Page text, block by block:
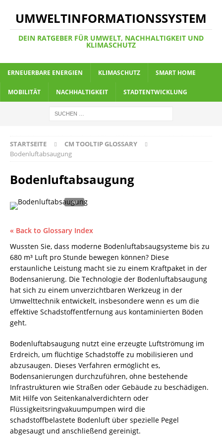
UMWELTINFORMATIONSSYSTEM
DEIN RATGEBER FÜR UMWELT, NACHHALTIGKEIT UND
KLIMASCHUTZ
ERNEUERBARE ENERGIEN KLIMASCHUTZ SMART HOME
MOBILITÄT NACHHALTIGKEIT STADTENTWICKLUNG
STARTSEITE
CM TOOLTIP GLOSSARY
Bodenluftabsaugung
Bodenluftabsaugung
« Back to Glossary Index
Wussten Sie, dass moderne Bodenluftabsaugsysteme bis zu
680 m³ Luft pro Stunde bewegen können? Diese
erstaunliche Leistung macht sie zu einem Kraftpaket in der
Bodensanierung. Die Technologie der Bodenluftabsaugung
hat sich zu einem unverzichtbaren Werkzeug in der
Umwelttechnik entwickelt, insbesondere wenn es um die
effektive Schadstoffentfernung aus kontaminierten Böden
geht.
Bodenluftabsaugung nutzt eine erzeugte Luftströmung im
Erdreich, um flüchtige Schadstoffe zu mobilisieren und
abzusaugen. Dieses Verfahren ermöglicht es,
Bodensanierungen durchzuführen, ohne bestehende
Infrastrukturen wie Straßen oder Gebäude zu beschädigen.
Mit Hilfe von Seitenkanalverdichtern oder
Flüssigkeitsringvakuumpumpen wird die
schadstoffbelastete Bodenluft über spezielle Pegel
abgesaugt und anschließend gereinigt.